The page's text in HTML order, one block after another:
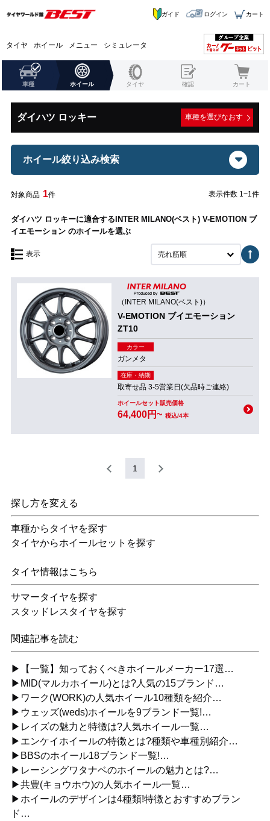
タイヤ ホイール メニュー シミュレータ
ガイド ログイン カート
車種 ホイール タイヤ 確認 カート
ダイハツ ロッキー 車種を選びなおす
ホイール絞り込み検索
対象商品 1件 表示件数 1~1件
ダイハツ ロッキーに適合するINTER MILANO(ベスト) V-EMOTION ブ
イエモーション のホイールを選ぶ
表示 売れ筋順
（INTER MILANO(ベスト)）
V-EMOTION ブイエモーション
ZT10
カラー
ガンメタ
在庫・納期
取寄せ品 3-5営業日(欠品時ご連絡)
ホイールセット販売価格
64,400円~ 税込/4本
1
探し方を変える
車種からタイヤを探す
タイヤからホイールセットを探す
タイヤ情報はこちら
サマータイヤを探す
スタッドレスタイヤを探す
関連記事を読む
▶【一覧】知っておくべきホイールメーカー17選…
▶MID(マルカホイール)とは?人気の15ブランド…
▶ワーク(WORK)の人気ホイール10種類を紹介…
▶ウェッズ(weds)ホイールを9ブランド一覧!…
▶レイズの魅力と特徴は?人気ホイール一覧…
▶エンケイホイールの特徴とは?種類や車種別紹介…
▶BBSのホイール18ブランド一覧!…
▶レーシングワタナベのホイールの魅力とは?…
▶共豊(キョウホウ)の人気ホイール一覧…
▶ホイールのデザインは4種類!特徴とおすすめブラン
ド…